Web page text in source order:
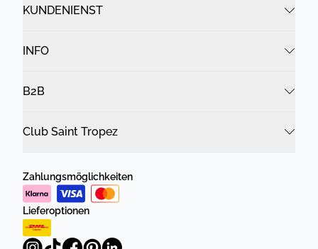
KUNDENIENST
INFO
B2B
Club Saint Tropez
Zahlungsmöglichkeiten
Lieferoptionen